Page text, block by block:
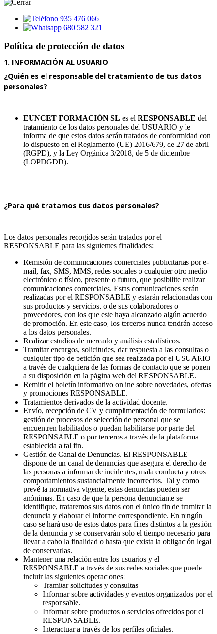
935 476 066
680 582 321
Política de protección de datos
1. INFORMACIÓN AL USUARIO
¿Quién es el responsable del tratamiento de tus datos
personales?
EUNCET FORMACIÓN SL es el RESPONSABLE del
tratamiento de los datos personales del USUARIO y le
informa de que estos datos serán tratados de conformidad con
lo dispuesto en el Reglamento (UE) 2016/679, de 27 de abril
(RGPD), y la Ley Orgánica 3/2018, de 5 de diciembre
(LOPDGDD).
¿Para qué tratamos tus datos personales?
Los datos personales recogidos serán tratados por el
RESPONSABLE para las siguientes finalidades:
Remisión de comunicaciones comerciales publicitarias por e-
mail, fax, SMS, MMS, redes sociales o cualquier otro medio
electrónico o físico, presente o futuro, que posibilite realizar
comunicaciones comerciales. Estas comunicaciones serán
realizadas por el RESPONSABLE y estarán relacionadas con
sus productos y servicios, o de sus colaboradores o
proveedores, con los que este haya alcanzado algún acuerdo
de promoción. En este caso, los terceros nunca tendrán acceso
a los datos personales.
Realizar estudios de mercado y análisis estadísticos.
Tramitar encargos, solicitudes, dar respuesta a las consultas o
cualquier tipo de petición que sea realizada por el USUARIO
a través de cualquiera de las formas de contacto que se ponen
a su disposición en la página web del RESPONSABLE.
Remitir el boletín informativo online sobre novedades, ofertas
y promociones RESPONSABLE.
Tratamientos derivados de la actividad docente.
Envío, recepción de CV y cumplimentación de formularios:
gestión de procesos de selección de personal que se
encuentren habilitados o puedan habilitarse por parte del
RESPONSABLE o por terceros a través de la plataforma
establecida a tal fin.
Gestión de Canal de Denuncias. El RESPONSABLE
dispone de un canal de denuncias que asegura el derecho de
las personas a informar de incidentes, mala conducta y otros
comportamientos sustancialmente incorrectos. Tal y como
prevé la normativa vigente, estas denuncias pueden ser
anónimas. En caso de que la persona denunciante se
identifique, trataremos sus datos con el único fin de tramitar la
denuncia y elaborar el informe correspondiente. En ningún
caso se hará uso de estos datos para fines distintos a la gestión
de la denuncia y se conservarán solo el tiempo necesario para
llevar a cabo la finalidad o hasta que exista la obligación legal
de conservarlas.
Mantener una relación entre los usuarios y el
RESPONSABLE a través de sus redes sociales que puede
incluir las siguientes operaciones:
Tramitar solicitudes y consultas.
Informar sobre actividades y eventos organizados por el
responsable.
Informar sobre productos o servicios ofrecidos por el
RESPONSABLE.
Interactuar a través de los perfiles oficiales.